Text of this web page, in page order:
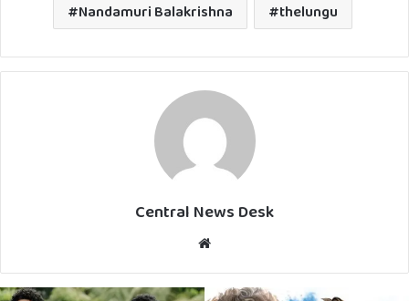
Nandamuri Balakrishna
thelungu
Central News Desk